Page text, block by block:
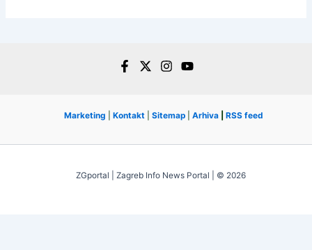
Marketing Kontakt Sitemap Arhiva RSS feed
ZGportal | Zagreb Info News Portal | © 2026